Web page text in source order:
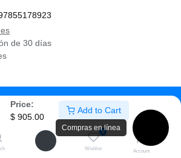
Price:
$ 905.00
Add to Cart
0
Wishlist Account
de 30 días
Compras en línea